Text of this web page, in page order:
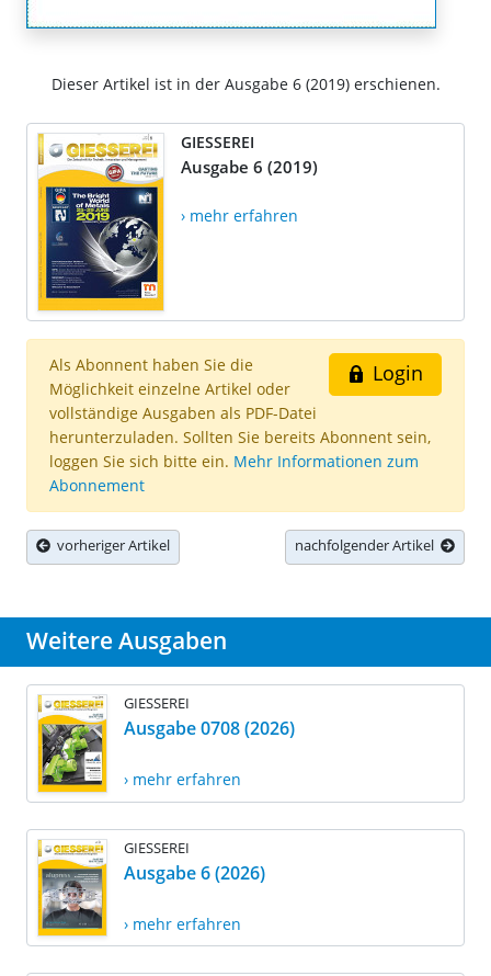
Dieser Artikel ist in der Ausgabe 6 (2019) erschienen.
GIESSEREI
Ausgabe 6 (2019)
› mehr erfahren
Login
Als Abonnent haben Sie die
Möglichkeit einzelne Artikel oder
vollständige Ausgaben als PDF-Datei
herunterzuladen. Sollten Sie bereits Abonnent sein,
loggen Sie sich bitte ein. Mehr Informationen zum
Abonnement
vorheriger Artikel nachfolgender Artikel
Weitere Ausgaben
GIESSEREI
Ausgabe 0708 (2026)
› mehr erfahren
GIESSEREI
Ausgabe 6 (2026)
› mehr erfahren